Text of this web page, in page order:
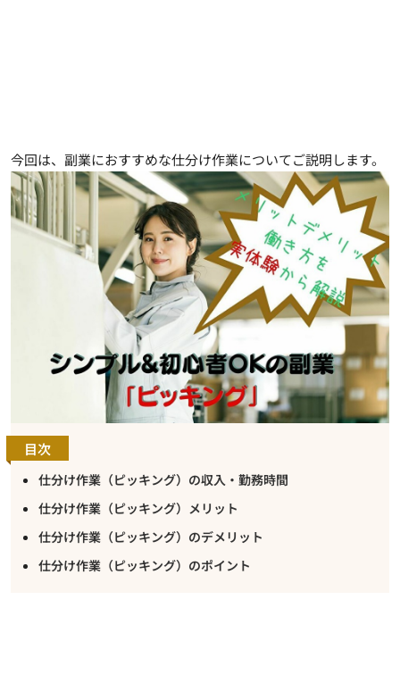
今回は、副業におすすめな仕分け作業についてご説明します。
目次
仕分け作業（ピッキング）の収入・勤務時間
仕分け作業（ピッキング）メリット
仕分け作業（ピッキング）のデメリット
仕分け作業（ピッキング）のポイント